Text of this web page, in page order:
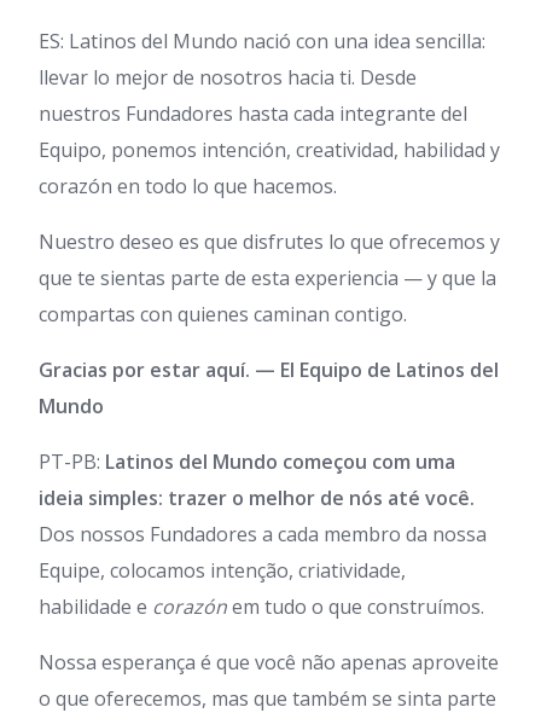
ES: Latinos del Mundo nació con una idea sencilla:
llevar lo mejor de nosotros hacia ti. Desde
nuestros Fundadores hasta cada integrante del
Equipo, ponemos intención, creatividad, habilidad y
corazón en todo lo que hacemos.
Nuestro deseo es que disfrutes lo que ofrecemos y
que te sientas parte de esta experiencia — y que la
compartas con quienes caminan contigo.
Gracias por estar aquí. — El Equipo de Latinos del
Mundo
PT-PB: Latinos del Mundo começou com uma
ideia simples: trazer o melhor de nós até você.
Dos nossos Fundadores a cada membro da nossa
Equipe, colocamos intenção, criatividade,
habilidade e corazónem tudo o que construímos.
Nossa esperança é que você não apenas aproveite
o que oferecemos, mas que também se sinta parte